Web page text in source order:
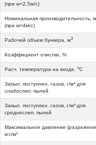
(при w=2,5м/с)
Номинальная производительность, м
(при w=4м/с)
Рабочий объем бункера, м3
Коэффициент очистки, %
Расч. температура на входе, оС
Запыл. поступлен. газов, г/м³ для
слабослип. пылей
Запыл. поступлен. газов, г/м³ для
среднеслип. пылей
Максимальное давление
кгс/м²